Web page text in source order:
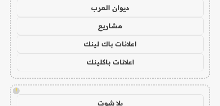
ديوان العرب
مشاريع
اعلانات باك لينك
اعلانات باكلينك
!
يلا شوت